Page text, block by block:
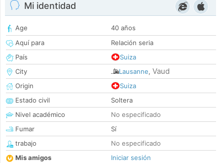
Mi identidad
Age
40 años
Aquí para
Relación seria
País
Suiza
City
Lausanne, Vaud
Origin
Suiza
Estado civil
Soltera
Nivel académico
No especificado
Fumar
Sí
trabajo
No especificado
Mis amigos
Iniciar sesión